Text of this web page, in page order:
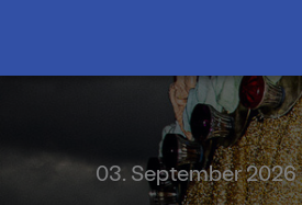
03. September 2026
September 2026